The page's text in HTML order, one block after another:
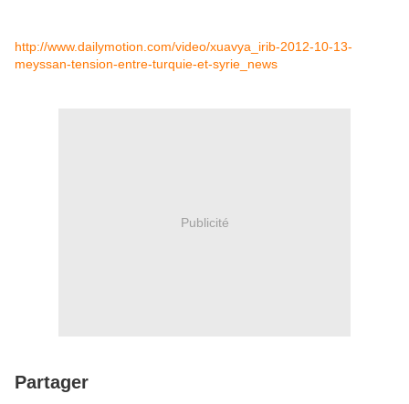
http://www.dailymotion.com/video/xuavya_irib-2012-10-13-
meyssan-tension-entre-turquie-et-syrie_news
Publicité
Partager